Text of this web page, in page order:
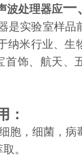
波处理器应一
是实验室样品
纳米行业、生
首饰、航天、
：
胞，细菌，病
。